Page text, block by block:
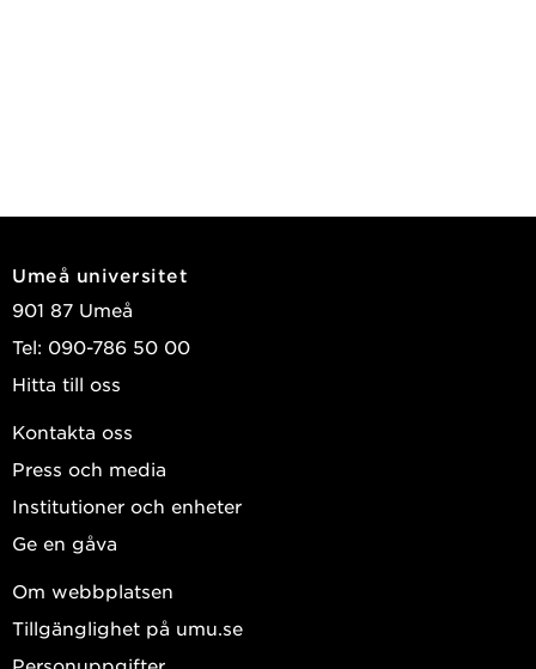
Umeå universitet
901 87 Umeå
Tel: 090-786 50 00
Hitta till oss
Kontakta oss
Press och media
Institutioner och enheter
Ge en gåva
Om webbplatsen
Tillgänglighet på umu.se